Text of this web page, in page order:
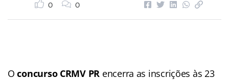
0 0
Oconcurso CRMV PR encerra as inscrições às 23